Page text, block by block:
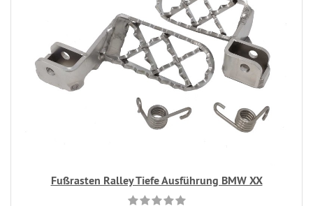
Fußrasten Ralley Tiefe Ausführung BMW XX